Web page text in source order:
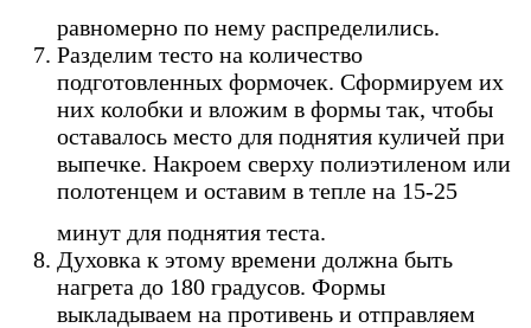
равномерно по нему распределились.
Разделим тесто на количество
подготовленных формочек. Сформируем их
них колобки и вложим в формы так, чтобы
оставалось место для поднятия куличей при
выпечке. Накроем сверху полиэтиленом или
полотенцем и оставим в тепле на 15-25
минут для поднятия теста.
Духовка к этому времени должна быть
нагрета до 180 градусов. Формы
выкладываем на противень и отправляем